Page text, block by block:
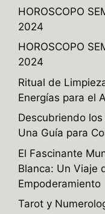
a
t
i
v
e
:
HOROSCOPO
2024
HOROSCOPO
2024
Ritual de
Energías para el
Descubriendo
Una Guía para
El Fascinante
Blanca: Un Viaje
Empoderamiento
Tarot y